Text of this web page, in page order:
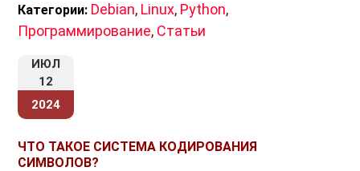
Категории: Debian, Linux, Python,
Программирование, Статьи
ИЮЛ
12
2024
ЧТО ТАКОЕ СИСТЕМА КОДИРОВАНИЯ
СИМВОЛОВ?